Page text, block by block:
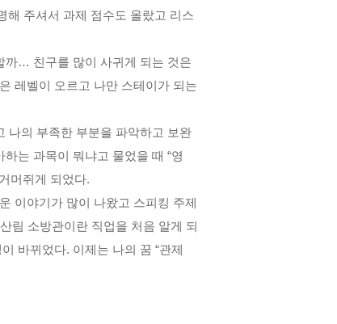
해 주셔서 과제 점수도 올랐고 리스
까… 친구를 많이 사귀게 되는 것은
레벨이 오르고 나만 스테이가 되는
나의 부족한 부분을 파악하고 보완
는 과목이 뭐냐고 물었을 때 “영
머쥐게 되었다.
이야기가 많이 나왔고 스피킹 주제
림 소방관이란 직업을 처음 알게 되
바뀌었다. 이제는 나의 꿈 “관제